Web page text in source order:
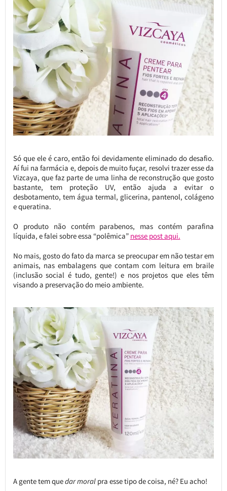
Só que ele é caro, então foi devidamente eliminado do desafio.
Aí fui na farmácia e, depois de muito fuçar, resolvi trazer esse da
Vizcaya, que faz parte de uma linha de reconstrução que gosto
bastante, tem proteção UV, então ajuda a evitar o
desbotamento, tem água termal, glicerina, pantenol, colágeno
e queratina.
O produto não contém parabenos, mas contém parafina
líquida, e falei sobre essa “polêmica” nesse post aqui.
No mais, gosto do fato da marca se preocupar em não testar em
animais, nas embalagens que contam com leitura em braile
(inclusão social é tudo, gente!) e nos projetos que eles têm
visando a preservação do meio ambiente.
A gente tem quedar moralpra esse tipo de coisa, né? Eu acho!